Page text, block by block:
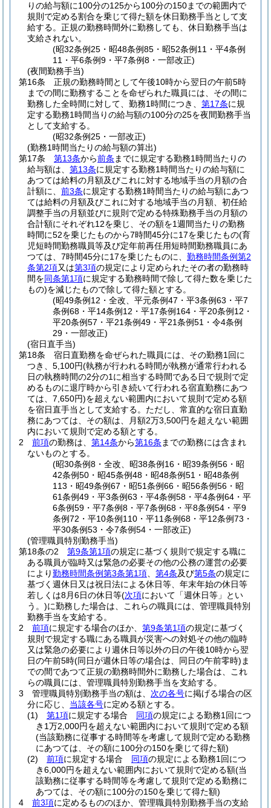
りの給与額に100分の125から100分の150までの範囲内で
規則で定める割合を乗じて得た額を休日勤務手当として支
給する。 正規の勤務時間外に勤務しても、休日勤務手当は
支給されない。
(昭32条例25・昭48条例85・昭52条例11・平4条例
11・平6条例9・平7条例8・一部改正)
(夜間勤務手当)
第16条
正規の勤務時間として午後10時から翌日の午前5時
までの間に勤務することを命ぜられた職員には、その間に
勤務した全時間に対して、勤務1時間につき、 第17条に規
定する勤務1時間当りの給与額の100分の25を夜間勤務手当
として支給する。
(昭32条例25・一部改正)
(勤務1時間当たりの給与額の算出)
第17条
第13条から前条 までに規定する勤務1時間当たりの
給与額は、 第13条に規定する勤務1時間当たりの給与額に
あつては給料の月額及びこれに対する地域手当の月額の合
計額に、 前3条に規定する勤務1時間当たりの給与額にあつ
ては給料の月額及びこれに対する地域手当の月額、初任給
調整手当の月額並びに規則で定める特殊勤務手当の月額の
合計額にそれぞれ12を乗じ、その額を1週間当たりの勤務
時間に52を乗じたものから7時間45分に17を乗じたもの(育
児短時間勤務職員等及び定年前再任用短時間勤務職員にあ
つては、7時間45分に17を乗じたものに、 勤務時間条例第2
条第2項又は第3項の規定により定められたその者の勤務時
間を同条第1項に規定する勤務時間で除して得た数を乗じた
もの)を減じたもので除して得た額とする。
(昭49条例12・全改、平元条例47・平3条例63・平7
条例68・平14条例12・平17条例164・平20条例12・
平20条例57・平21条例49・平21条例51・令4条例
29・一部改正)
(宿日直手当)
第18条
宿日直勤務を命ぜられた職員には、その勤務1回に
つき、5,100円(執務が行われる時間が執務が通常行われる
日の執務時間の2分の1に相当する時間である日で規則で定
めるものに退庁時から引き続いて行われる宿直勤務にあつ
ては、7,650円)を超えない範囲内において規則で定める額
を宿日直手当として支給する。 ただし、常直的な宿日直勤
務にあつては、その額は、月額2万3,500円を超えない範囲
内において規則で定める額とする。
2
前項の勤務は、 第14条から第16条 までの勤務には含まれ
ないものとする。
(昭30条例8・全改、昭38条例16・昭39条例56・昭
42条例50・昭45条例48・昭48条例51・昭48条例
113・昭49条例67・昭51条例66・昭56条例56・昭
61条例49・平3条例63・平4条例58・平4条例64・平
6条例59・平7条例8・平7条例68・平8条例54・平9
条例72・平10条例110・平11条例68・平12条例73・
平30条例53・令7条例54・一部改正)
(管理職員特別勤務手当)
第18条の2
第9条第1項の規定に基づく規則で規定する職に
ある職員が臨時又は緊急の必要その他の公務の運営の必要
により勤務時間条例第3条第1項 第4条及び第5条の規定に
基づく週休日又は祝日法による休日等、年末年始の休日等
若しくは8月6日の休日等(次項において「週休日等」とい
う。)に勤務した場合は、これらの職員には、管理職員特別
勤務手当を支給する。
2
前項に規定する場合のほか、 第9条第1項の規定に基づく
規則で規定する職にある職員が災害への対処その他の臨時
又は緊急の必要により週休日等以外の日の午後10時から翌
日の午前5時(同日が週休日等の場合は、同日の午前零時) ま
での間であつて正規の勤務時間外に勤務した場合は、これ
らの職員には、管理職員特別勤務手当を支給する。
3
管理職員特別勤務手当の額は、 次の各号に掲げる場合の区
分に応じ、 当該各号に定める額とする。
(1)
第1項に規定する場合 同項の規定による勤務1回につ
き1万2,000円を超えない範囲内において規則で定める額
(当該勤務に従事する時間等を考慮して規則で定める勤務
にあつては、その額に100分の150を乗じて得た額)
(2)
前項に規定する場合 同項の規定による勤務1回につ
き6,000円を超えない範囲内において規則で定める額(当
該勤務に従事する時間等を考慮して規則で定める勤務に
あつては、その額に100分の150を乗じて得た額)
4
前3項に定めるもののほか、管理職員特別勤務手当の支給